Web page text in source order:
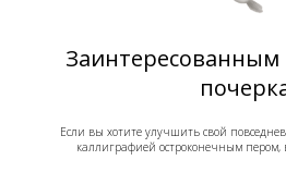
Если вы хотите улучшить свой
каллиграфией остроконечным пером,